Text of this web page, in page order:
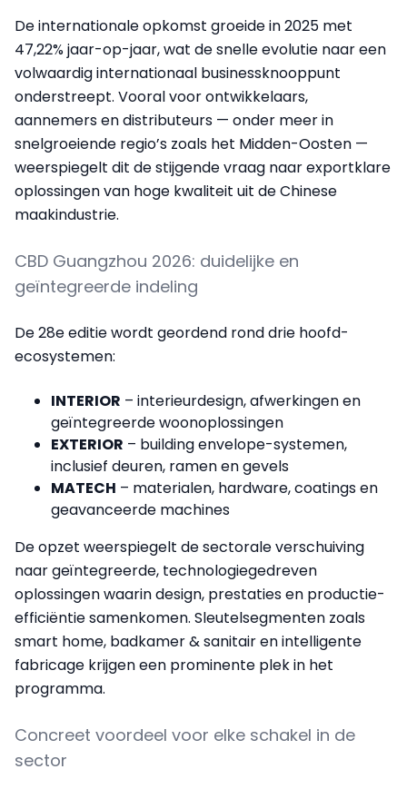
De internationale opkomst groeide in 2025 met
47,22% jaar-op-jaar, wat de snelle evolutie naar een
volwaardig internationaal businessknooppunt
onderstreept. Vooral voor ontwikkelaars,
aannemers en distributeurs — onder meer in
snelgroeiende regio’s zoals het Midden-Oosten —
weerspiegelt dit de stijgende vraag naar exportklare
oplossingen van hoge kwaliteit uit de Chinese
maakindustrie.
CBD Guangzhou 2026: duidelijke en
geïntegreerde indeling
De 28e editie wordt geordend rond drie hoofd-
ecosystemen:
INTERIOR – interieurdesign, afwerkingen en
geïntegreerde woonoplossingen
EXTERIOR – building envelope-systemen,
inclusief deuren, ramen en gevels
MATECH – materialen, hardware, coatings en
geavanceerde machines
De opzet weerspiegelt de sectorale verschuiving
naar geïntegreerde, technologiegedreven
oplossingen waarin design, prestaties en productie-
efficiëntie samenkomen. Sleutelsegmenten zoals
smart home, badkamer & sanitair en intelligente
fabricage krijgen een prominente plek in het
programma.
Concreet voordeel voor elke schakel in de
sector